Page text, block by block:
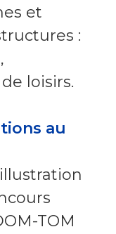
et
:
loisirs.
au
TOM